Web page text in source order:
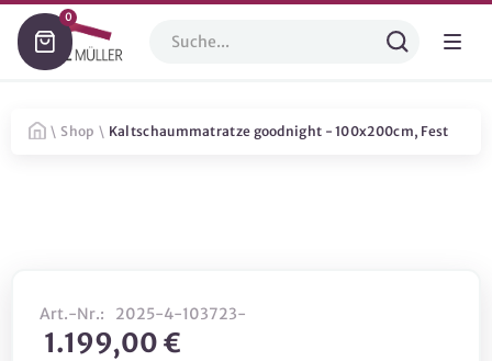
0
\ Shop \ Kaltschaummatratze goodnight - 100x200cm, Fest
Art.-Nr.: 2025-4-103723-
1.199,00 €